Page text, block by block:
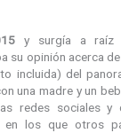
y surgía a
su opinión acerca
incluida) del
una madre y un
redes sociales y
los que otros